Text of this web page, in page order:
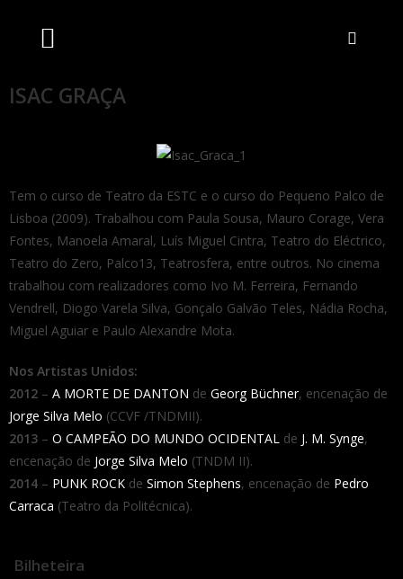
ISAC GRAÇA
Tem o curso de Teatro da ESTC e o curso do Pequeno Palco de
Lisboa (2009). Trabalhou com Paula Sousa, Mauro Corage, Vera
Fontes, Manoela Amaral, Luís Miguel Cintra, Teatro do Eléctrico,
Teatro do Zero, Palco13, Teatrosfera, entre outros. No cinema
trabalhou com realizadores como Ivo M. Ferreira, Fernando
Vendrell, Diogo Varela Silva, Gonçalo Galvão Teles, Nádia Rocha,
Miguel Aguiar e Paulo Alexandre Mota.
Nos Artistas Unidos:
2012 – A MORTE DE DANTON de Georg Büchner, encenação de
Jorge Silva Melo (CCVF /TNDMII).
2013 – O CAMPEÃO DO MUNDO OCIDENTAL de J. M. Synge,
encenação de Jorge Silva Melo (TNDM II).
2014 – PUNK ROCK de Simon Stephens, encenação de Pedro
Carraca (Teatro da Politécnica).
Bilheteira